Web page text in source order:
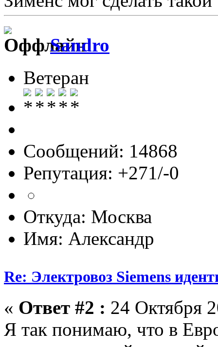
Sandro
Ветеран
Сообщений: 14868
Репутация: +271/-0
Откуда: Москва
Имя: Александр
Re: Электровоз Siemens
« Ответ #2 : 24 Октября
Я так понимаю, что в